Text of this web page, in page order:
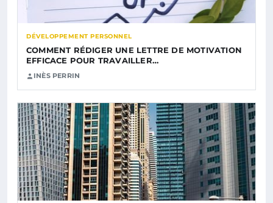
DÉVELOPPEMENT PERSONNEL
COMMENT RÉDIGER UNE LETTRE DE MOTIVATION
EFFICACE POUR TRAVAILLER…
INÈS PERRIN